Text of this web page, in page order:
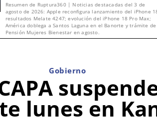
Resumen de Ruptura360 | Noticias destacadas del 3 de
agosto de 2026: Apple reconfigura lanzamiento del iPhone
resultados Melate 4247; evolución del iPhone 18 Pro Max;
América doblega a Santos Laguna en el Banorte y trámite
Pensión Mujeres Bienestar en agosto.
Gobierno
lunes en